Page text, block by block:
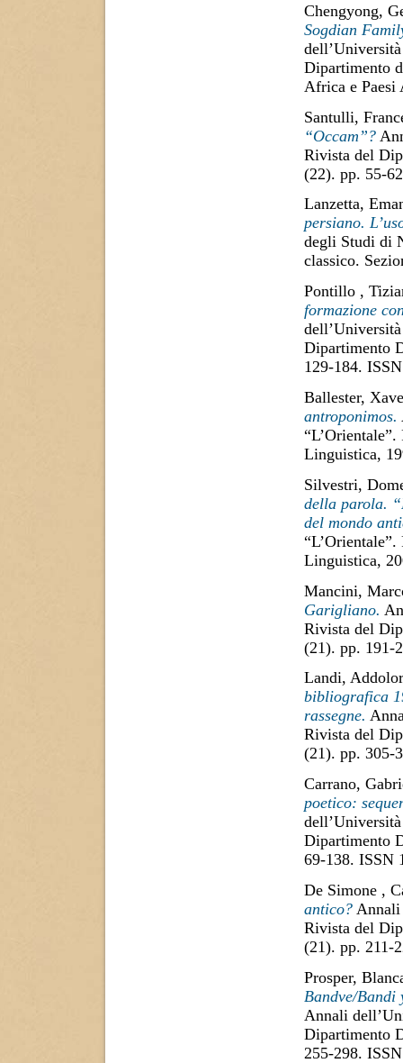
Chengyong,
Sogdian
Dipartimento
Africa e Paesi
Santulli,
“Occam”?
Rivista del
(22). pp. 55-
Lanzetta,
persiano.
degli Studi di
classico.
Pontillo ,
formazione
Dipartimento
129-184.
Ballester,
antroponimos.
Linguistica,
Silvestri,
della parola.
del mondo
Linguistica,
Mancini,
Garigliano.
Rivista del
(21). pp. 191-
Landi,
bibliografica
rassegne.
Rivista del
(21). pp. 305-
Carrano,
poetico:
Dipartimento
69-138. ISSN
De Simone ,
antico? Annali
Rivista del
(21). pp. 211-
Prosper,
Bandve/Bandi
Annali
Dipartimento
255-298.